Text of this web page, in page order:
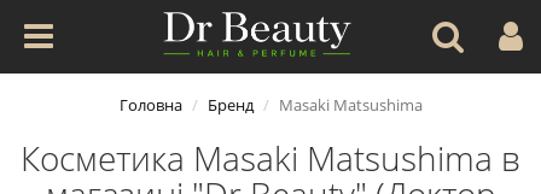
Головна Бренд Masaki Matsushima
Косметика Masaki Matsushima в